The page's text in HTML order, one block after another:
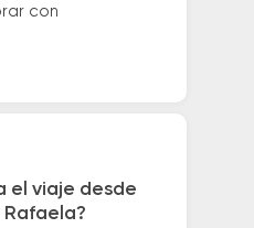
con
el viaje desde